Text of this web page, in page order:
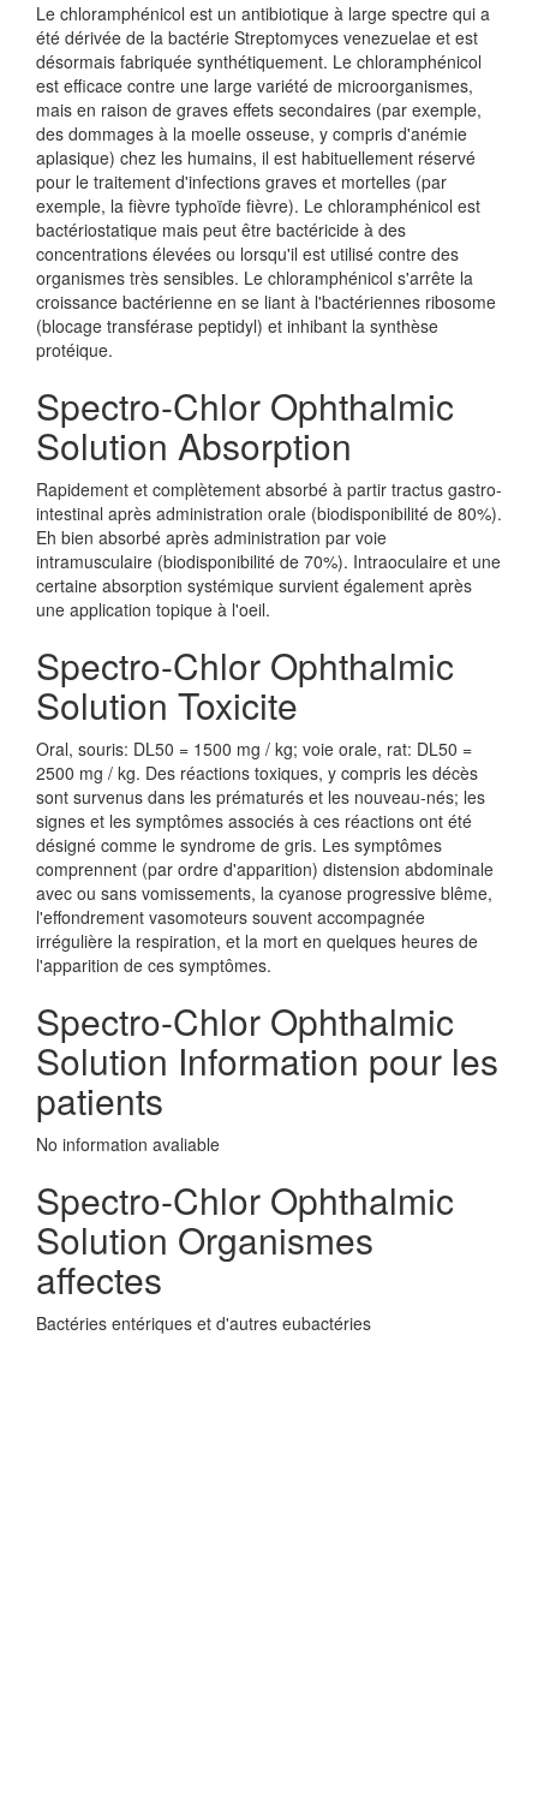
Le chloramphénicol est un antibiotique à large spectre qui a
été dérivée de la bactérie Streptomyces venezuelae et est
désormais fabriquée synthétiquement. Le chloramphénicol
est efficace contre une large variété de microorganismes,
mais en raison de graves effets secondaires (par exemple,
des dommages à la moelle osseuse, y compris d'anémie
aplasique) chez les humains, il est habituellement réservé
pour le traitement d'infections graves et mortelles (par
exemple, la fièvre typhoïde fièvre). Le chloramphénicol est
bactériostatique mais peut être bactéricide à des
concentrations élevées ou lorsqu'il est utilisé contre des
organismes très sensibles. Le chloramphénicol s'arrête la
croissance bactérienne en se liant à l'bactériennes ribosome
(blocage transférase peptidyl) et inhibant la synthèse
protéique.
Spectro-Chlor Ophthalmic
Solution Absorption
Rapidement et complètement absorbé à partir tractus gastro-
intestinal après administration orale (biodisponibilité de 80%).
Eh bien absorbé après administration par voie
intramusculaire (biodisponibilité de 70%). Intraoculaire et une
certaine absorption systémique survient également après
une application topique à l'oeil.
Spectro-Chlor Ophthalmic
Solution Toxicite
Oral, souris: DL50 = 1500 mg / kg; voie orale, rat: DL50 =
2500 mg / kg. Des réactions toxiques, y compris les décès
sont survenus dans les prématurés et les nouveau-nés; les
signes et les symptômes associés à ces réactions ont été
désigné comme le syndrome de gris. Les symptômes
comprennent (par ordre d'apparition) distension abdominale
avec ou sans vomissements, la cyanose progressive blême,
l'effondrement vasomoteurs souvent accompagnée
irrégulière la respiration, et la mort en quelques heures de
l'apparition de ces symptômes.
Spectro-Chlor Ophthalmic
Solution Information pour les
patients
No information avaliable
Spectro-Chlor Ophthalmic
Solution Organismes
affectes
Bactéries entériques et d'autres eubactéries